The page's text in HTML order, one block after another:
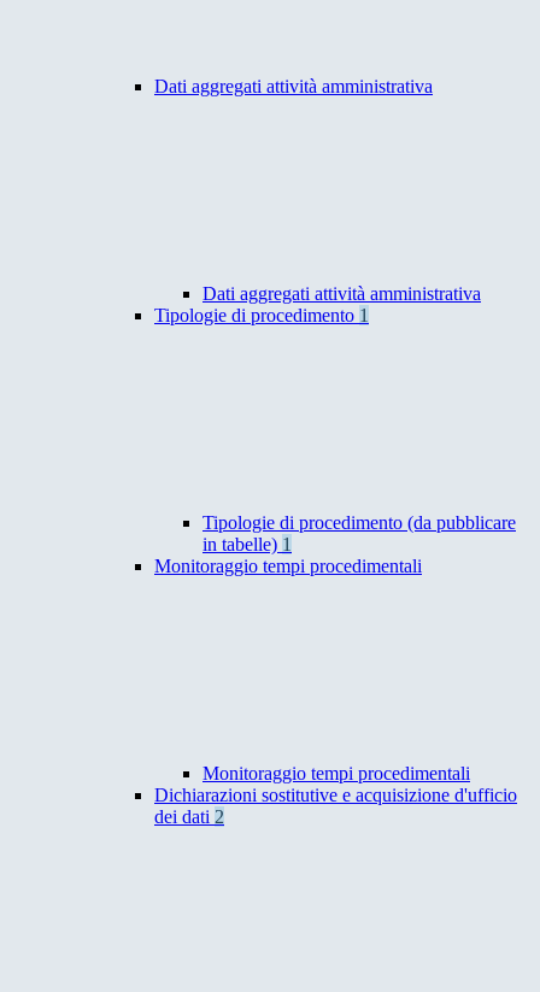
Dati aggregati attività amministrativa
Dati aggregati attività amministrativa
Tipologie di procedimento 1
Tipologie di procedimento (da pubblicare
in tabelle) 1
Monitoraggio tempi procedimentali
Monitoraggio tempi procedimentali
Dichiarazioni sostitutive e acquisizione d'ufficio
dei dati 2